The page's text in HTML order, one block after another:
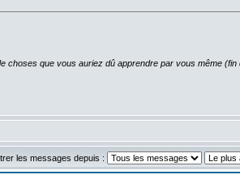
choses que vous auriez dû apprendre par vous même
les messages depuis :